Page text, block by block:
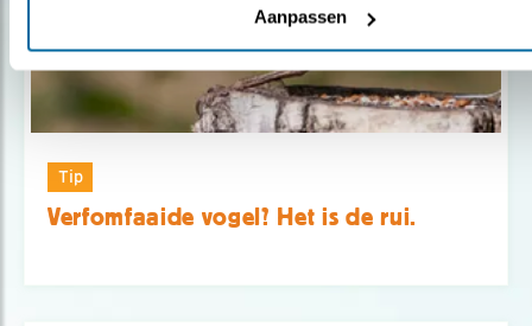
Aanpassen
Tip
Verfomfaaide vogel? Het is de rui.